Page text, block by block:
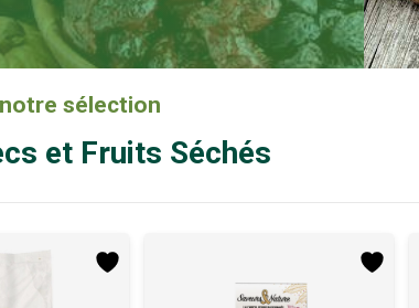
sélection
et Fruits Séchés